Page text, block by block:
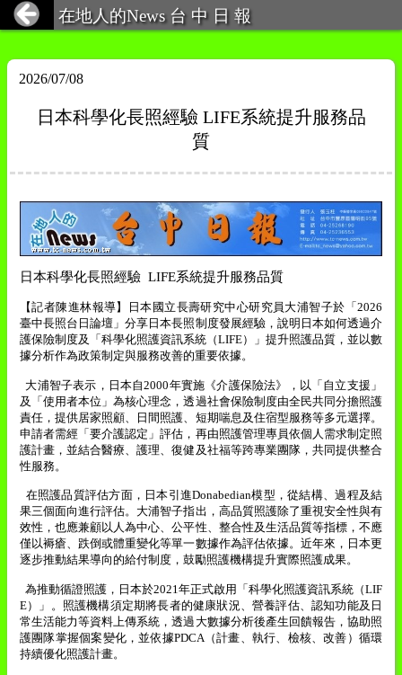
在地人的News 台 中 日 報
2026/07/08
日本科學化長照經驗 LIFE系統提升服務品
質
日本科學化長照經驗 LIFE系統提升服務品質
【記者陳進林報導】日本國立長壽研究中心研究員大浦智子於「 2026
臺中長照台日論壇」分享日本長照制度發展經驗，說明日本如何透過介
護保險制度及「科學化照護資訊系統（LIFE）」提升照護品質，並以數
據分析作為政策制定與服務改善的重要依據。
大浦智子表示，日本自2000年實施《介護保險法》，以「自立支援」
及「使用者本位」為核心理念，透過社會保險制度由全民共同分擔照護
責任，提供居家照顧、日間照護、短期喘息及住宿型服務等多元選擇。
申請者需經「要介護認定」評估，再由照護管理專員依個人需求制定照
護計畫，並結合醫療、護理、復健及社福等跨專業團隊，共同提供整合
性服務。
在照護品質評估方面，日本引進Donabedian模型，從結構、過程及結
果三個面向進行評估。大浦智子指出，高品質照護除了重視安全性與有
效性，也應兼顧以人為中心、公平性、整合性及生活品質等指標，不應
僅以褥瘡、跌倒或體重變化等單一數據作為評估依據。近年來，日本更
逐步推動結果導向的給付制度，鼓勵照護機構提升實際照護成果。
為推動循證照護，日本於2021 年正式啟用「科學化照護資訊系統（LIF
E）」。照護機構須定期將長者的健康狀況、營養評估、認知功能及日
常生活能力等資料上傳系統，透過大數據分析後產生回饋報告，協助照
護團隊掌握個案變化，並依據PDCA （計畫、執行、檢核、改善）循環
持續優化照護計畫。